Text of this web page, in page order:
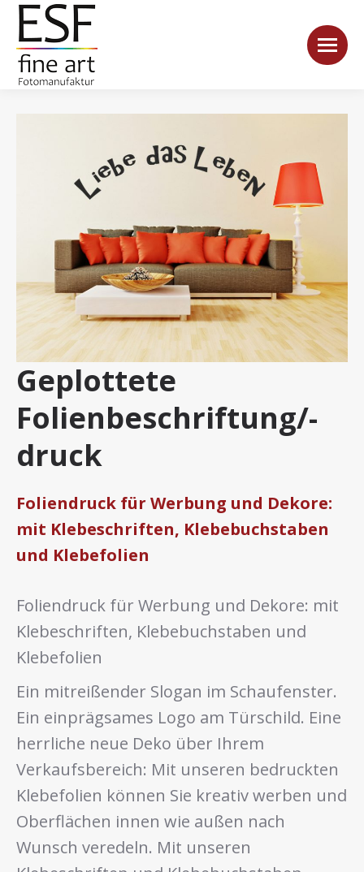
Geplottete
Folienbeschriftung/-
druck
Foliendruck für Werbung und Dekore:
mit Klebeschriften, Klebebuchstaben
und Klebefolien
Foliendruck für Werbung und Dekore: mit
Klebeschriften, Klebebuchstaben und
Klebefolien
Ein mitreißender Slogan im Schaufenster.
Ein einprägsames Logo am Türschild. Eine
herrliche neue Deko über Ihrem
Verkaufsbereich: Mit unseren bedruckten
Klebefolien können Sie kreativ werben und
Oberflächen innen wie außen nach
Wunsch veredeln. Mit unseren